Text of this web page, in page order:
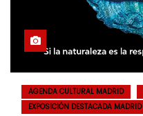
AGENDA CULTURAL MADRID
EXPOSICIÓN DESTACADA MADRID